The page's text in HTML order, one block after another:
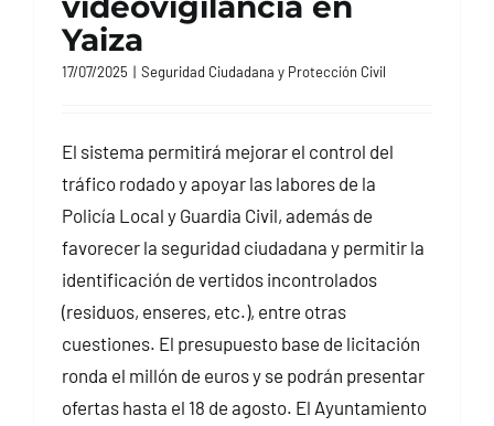
Yaiza
17/07/2025 | Seguridad Ciudadana y Protección Civil
El sistema permitirá mejorar el control del
tráfico rodado y apoyar las labores de la
Policía Local y Guardia Civil, además de
favorecer la seguridad ciudadana y permitir la
identificación de vertidos incontrolados
(residuos, enseres, etc.), entre otras
cuestiones. El presupuesto base de licitación
ronda el millón de euros y se podrán presentar
ofertas hasta el 18 de agosto. El Ayuntamiento